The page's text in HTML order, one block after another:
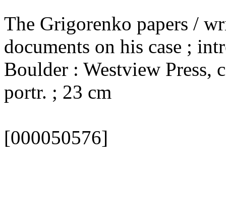
The Grigorenko papers /
documents on his case ;
Boulder : Westview
portr. ; 23 cm
[000050576]